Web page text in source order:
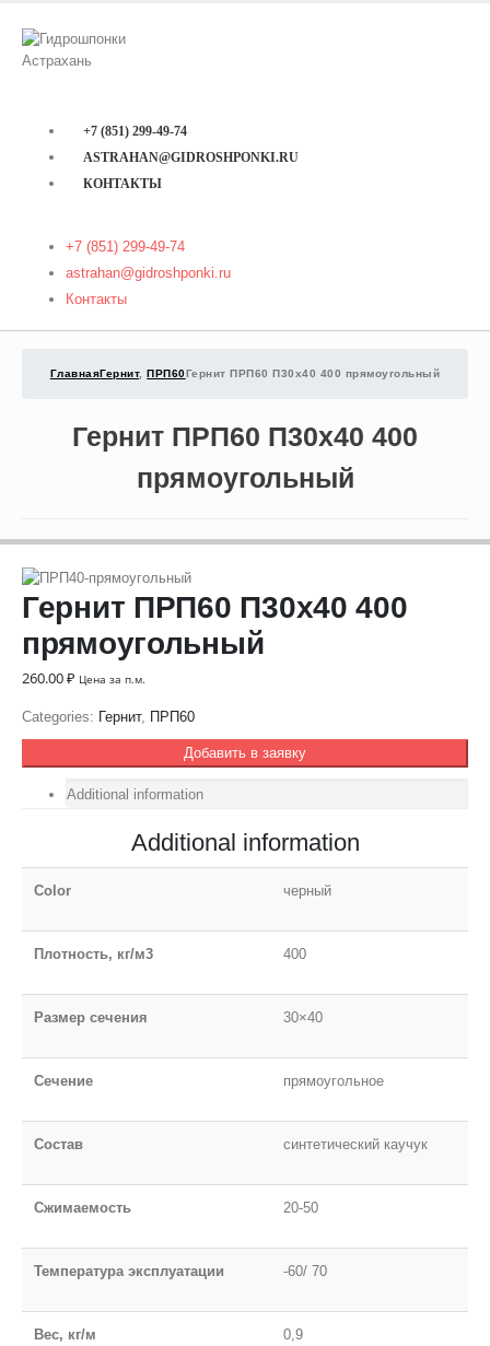
+7 (851) 299-49-74
ASTRAHAN@GIDROSHPONKI.RU
КОНТАКТЫ
+7 (851) 299-49-74
astrahan@gidroshponki.ru
Контакты
ГлавнаяГернит,ПРП60Гернит ПРП60 П30х40 400 прямоугольный
Гернит ПРП60 П30х40 400
прямоугольный
Гернит ПРП60 П30х40 400
прямоугольный
260.00₽ Цена за п.м.
Categories: Гернит, ПРП60
Добавить в заявку
Additional information
Additional information
Color черный
Плотность, кг/м3 400
Размер сечения 30×40
Сечение прямоугольное
Состав синтетический каучук
Сжимаемость 20-50
Температура эксплуатации -60/ 70
Вес, кг/м 0,9